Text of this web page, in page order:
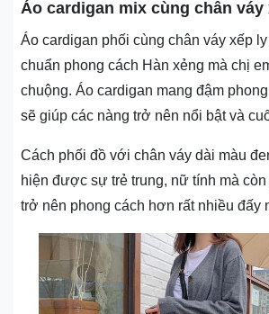
Áo cardigan mix cùng chân váy
Áo cardigan phối cùng chân váy xếp
chuẩn phong cách Hàn xẻng mà chị
chuộng. Áo cardigan mang đậm
sẽ giúp các nàng trở nên nổi bật và
Cách phối đồ với chân váy dài màu
hiện được sự trẻ trung, nữ tính mà
trở nên phong cách hơn rất nhiều đấy